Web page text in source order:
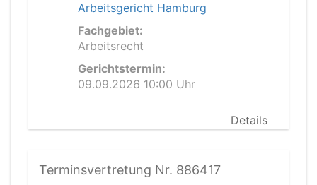
Arbeitsgericht Hamburg
Fachgebiet:
Arbeitsrecht
Gerichtstermin:
09.09.2026 10:00 Uhr
Details
Terminsvertretung Nr. 886417